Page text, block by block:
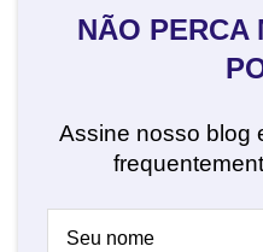
NÃO PERCA
Assine nosso blog